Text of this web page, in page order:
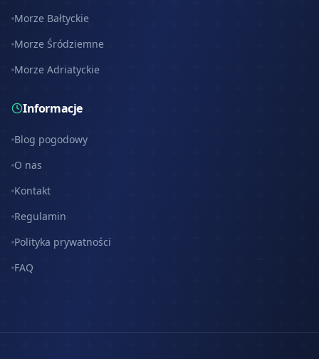
Morze Bałtyckie
Morze Śródziemne
Morze Adriatyckie
Informacje
Blog pogodowy
O nas
Kontakt
Regulamin
Polityka prywatności
FAQ